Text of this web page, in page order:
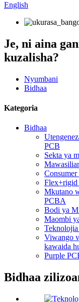
English
Je, ni aina
kuzalisha?
Nyumbani
Bidhaa
Kategoria
Bidhaa
PCB
Sekta ya
Flex+rigid
Mkutano
PCBA
Bodi ya
Maombi
Viwango
kawaida
Purple
Bidhaa